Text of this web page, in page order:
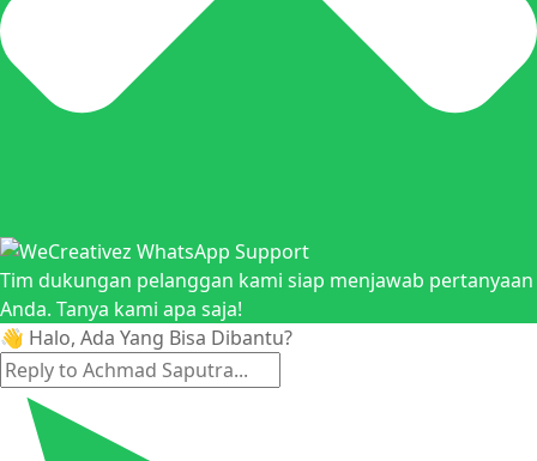
Tim dukungan pelanggan kami siap menjawab pertanyaan
Anda. Tanya kami apa saja!
👋 Halo, Ada Yang Bisa Dibantu?